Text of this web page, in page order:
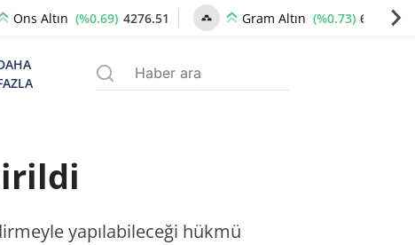
Ons Altın (%0.69) 4276.51 Gram Altın (%0.73) 6543.40
yapılabileceği hükmü